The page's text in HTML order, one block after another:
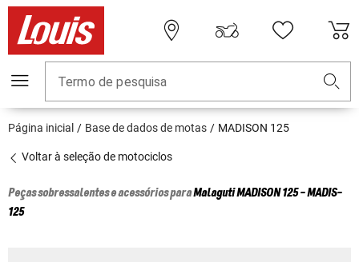
Termo de pesquisa
Página inicial Base de dados de motas MADISON 125
Voltar à seleção de motociclos
Peças sobressalentes e acessórios paraMalagutiMADISON 125 - MADIS-
125